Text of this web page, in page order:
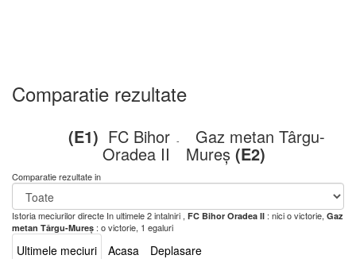
Comparatie rezultate
(E1) FC Bihor
Oradea II
- Gaz metan Târgu-
Mureș (E2)
Comparatie rezultate in
Istoria meciurilor directe In ultimele 2 intalniri , FC Bihor Oradea II : nici o victorie, Gaz
metan Târgu-Mureș : o victorie, 1 egaluri
Ultimele meciuri Acasa Deplasare